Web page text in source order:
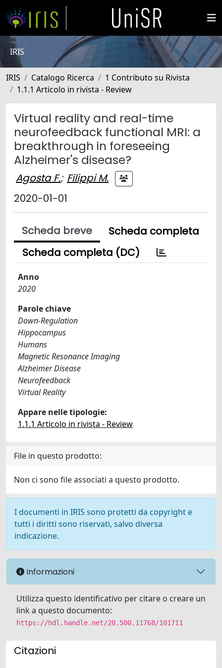
IRIS
IRIS Catalogo Ricerca
1 Contributo su Rivista
1.1.1 Articolo in rivista - Review
Virtual reality and real-time
neurofeedback functional MRI: a
breakthrough in foreseeing
Alzheimer's disease?
Agosta F.; Filippi M.
2020-01-01
Scheda breve
Scheda completa
Scheda completa (DC)
Anno
2020
Parole chiave
Down-Regulation
Hippocampus
Humans
Magnetic Resonance Imaging
Alzheimer Disease
Neurofeedback
Virtual Reality
Appare nelle tipologie:
1.1.1 Articolo in rivista - Review
File in questo prodotto:
Non ci sono file associati a questo prodotto.
I documenti in IRIS sono protetti da copyright e
tutti i diritti sono riservati, salvo diversa
indicazione.
Informazioni
Utilizza questo identificativo per citare o creare un
link a questo documento:
https://hdl.handle.net/20.500.11768/101711
Citazioni